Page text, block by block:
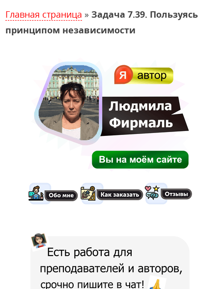
Главная страница » Задача 7.39. Пользуясь
принципом независимости